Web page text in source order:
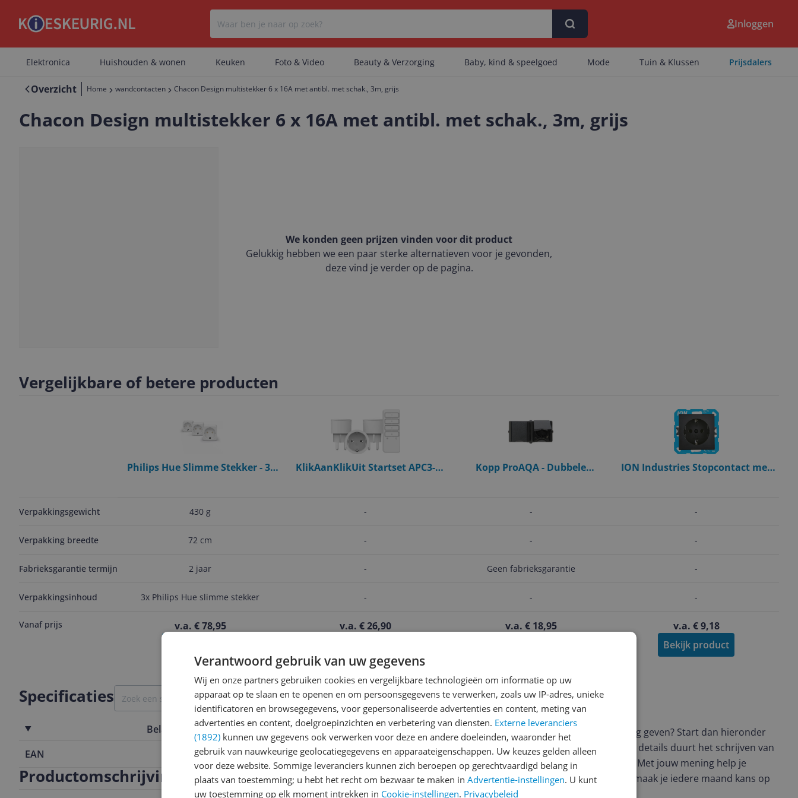
Er zijn geen categorieën gevonden.
Inloggen
Elektronica Huishouden & wonen Keuken Foto & Video Beauty & Verzorging Baby, kind & speelgoed Mode Tuin & Klussen Prijsdalers
Overzicht Home wandcontacten Chacon Design multistekker 6 x 16A met antibl. met schak., 3m, grijs
Chacon Design multistekker 6 x 16A met antibl. met schak., 3m, grijs
We konden geen prijzen vinden voor dit product
Gelukkig hebben we een paar sterke alternatieven voor je gevonden,
deze vind je verder op de pagina.
Vergelijkbare of betere producten
Verpakkingsgewicht
Verpakking breedte
Fabrieksgarantie termijn
Verpakkingsinhoud
Vanaf prijs
Philips Hue Slimme Stekker - 3-
430 g
72 cm
2 jaar
3x Philips Hue slimme stekker
v.a. € 78,95
KlikAanKlikUit Startset APC3-
-
-
-
-
v.a. € 26,90
Kopp ProAQA - Dubbele
-
-
Geen fabrieksgarantie
-
v.a. € 18,95
ION Industries Stopcontact met
-
-
-
-
v.a. € 9,18
Bekijk product
Specificaties
Belangrijkste kenmerken
EAN
5411478496328
Productomschrijving
Reviews
Er zijn nog geen reviews geschreven
Heb jij dit product in bezit en wil je graag je mening geven? Start dan hieronder
met het schrijven van je review. Afhankelijk van de details duurt het schrijven van
een review gemiddeld tussen de 3 en 10 minuten. Met jouw mening help je
andere bezoekers een betere keuze te maken én maak je iedere maand kans op
€250,-!Klik hier voor de actievoorwaarden.
Verantwoord gebruik van uw gegevens
Wij en onze partners gebruiken cookies en vergelijkbare technologieën om informatie op uw
apparaat op te slaan en te openen en om persoonsgegevens te verwerken, zoals uw IP-adres, unieke
identificatoren en browsegegevens, voor gepersonaliseerde advertenties en content, meting van
advertenties en content, doelgroepinzichten en verbetering van diensten. Externe leveranciers
(1892) kunnen uw gegevens ook verwerken voor deze en andere doeleinden, waaronder het
gebruik van nauwkeurige geolocatiegegevens en apparaateigenschappen. Uw keuzes gelden alleen
voor deze website. Sommige leveranciers kunnen zich beroepen op gerechtvaardigd belang in
plaats van toestemming; u hebt het recht om bezwaar te maken in Advertentie-instellingen. U kunt
uw toestemming op elk moment intrekken in Cookie-instellingen. Privacybeleid